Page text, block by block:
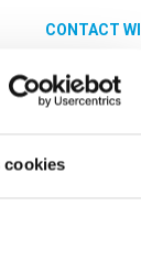
cookies
CONTACT